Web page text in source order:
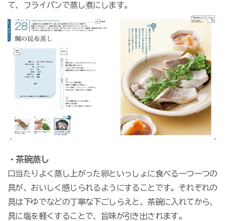
て、フライパンで蒸し煮にします。
・茶碗蒸し
口当たりよく蒸し上がった卵といっしょに食べる一つ一つの
具が、おいしく感じられるようにすることです。それぞれの
具は下ゆでなどの丁寧な下ごしらえと、茶碗に入れてから、
具に塩を軽くすることで、旨味が引き出されます。